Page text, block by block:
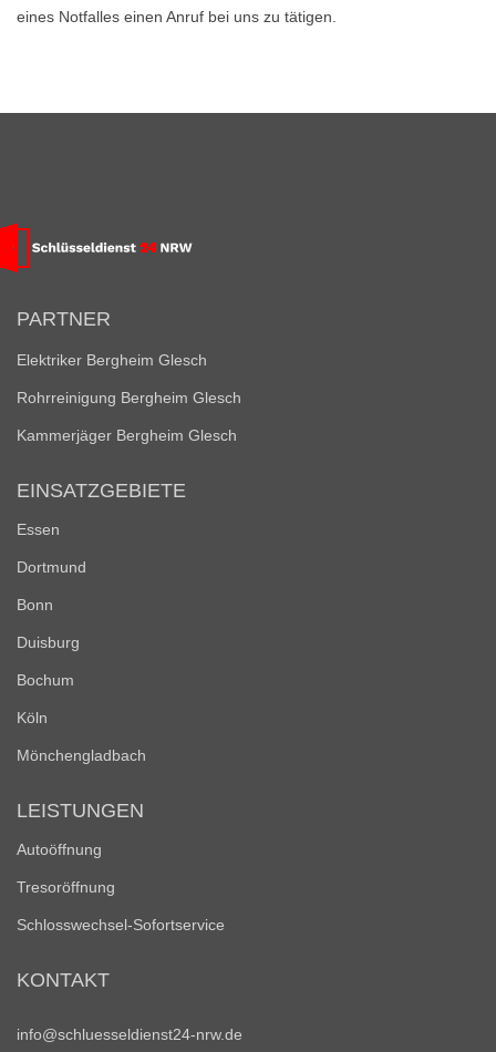
eines Notfalles einen Anruf bei uns zu tätigen.
PARTNER
Elektriker Bergheim Glesch
Rohrreinigung Bergheim Glesch
Kammerjäger Bergheim Glesch
EINSATZGEBIETE
Essen
Dortmund
Bonn
Duisburg
Bochum
Köln
Mönchengladbach
LEISTUNGEN
Autoöffnung
Tresoröffnung
Schlosswechsel-Sofortservice
KONTAKT
info@schluesseldienst24-nrw.de